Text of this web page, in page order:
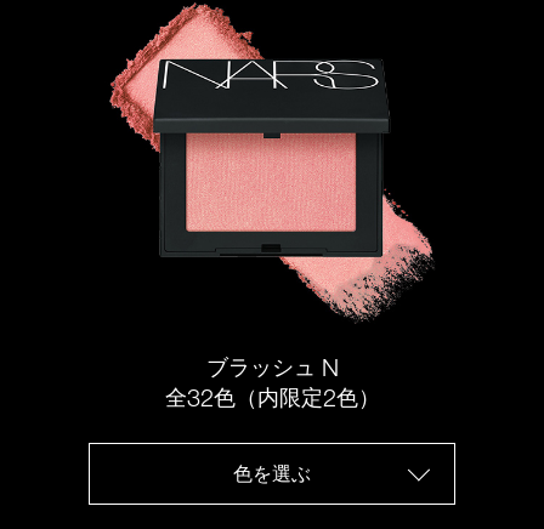
ブラッシュ N
全32色（内限定2色）
色を選ぶ